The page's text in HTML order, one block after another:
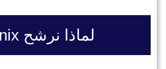
لماذا نرشح Phenix؟